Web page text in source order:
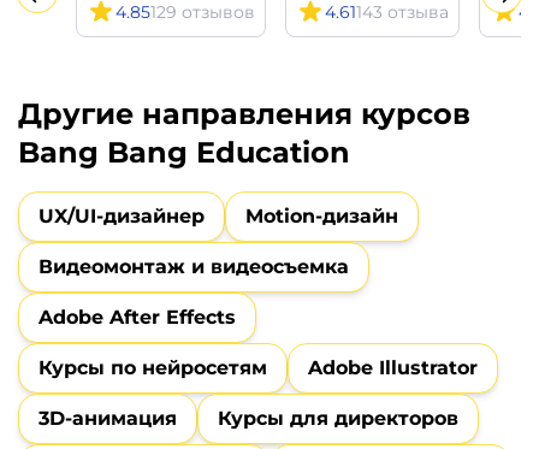
4.85129 отзывов 4.61143 отзыва
Другие направления курсов
Bang Bang Education
UX/UI-дизайнер Motion-дизайн
Видеомонтаж и видеосъемка
Adobe After Effects
Курсы по нейросетям Adobe Illustrator
3D-анимация Курсы для директоров